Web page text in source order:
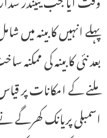
پہلے انہیں کابینہ میں
بعد نئی کابینہ کی
ملنے کے امکانات پر
اسمبلی پریانک کھرگے